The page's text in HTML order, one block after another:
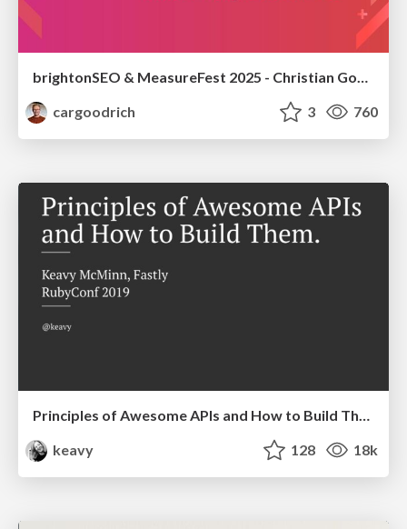
cargoodrich
3 760
Principles of Awesome APIs and How to Build Them.
keavy
128 18k